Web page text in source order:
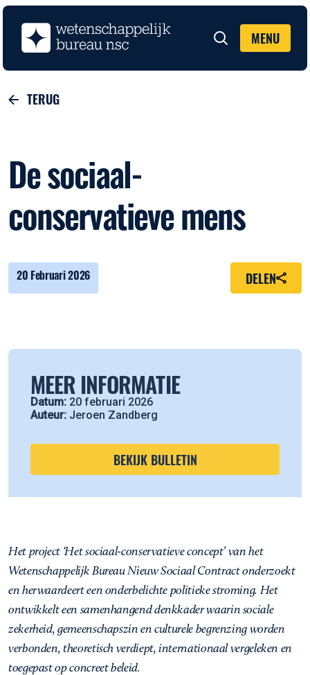
Zoeken MENU
TERUG
De sociaal-
conservatieve mens
20 Februari 2026 DELEN
MEER INFORMATIE
Datum: 20 februari 2026
Auteur: Jeroen Zandberg
BEKIJK BULLETIN
Het project ‘Het sociaal-conservatieve concept’ van het
Wetenschappelijk Bureau Nieuw Sociaal Contract onderzoekt
en herwaardeert een onderbelichte politieke stroming. Het
ontwikkelt een samenhangend denkkader waarin sociale
zekerheid, gemeenschapszin en culturele begrenzing worden
verbonden, theoretisch verdiept, internationaal vergeleken en
toegepast op concreet beleid.